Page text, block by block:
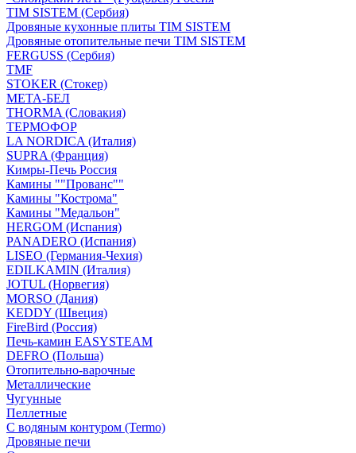
TIM SISTEM (Сербия)
Дровяные кухонные плиты TIM SISTEM
Дровяные отопительные печи TIM SISTEM
FERGUSS (Сербия)
TMF
STOKER (Стокер)
МЕТА-БЕЛ
THORMA (Словакия)
ТЕРМОФОР
LA NORDICA (Италия)
SUPRA (Франция)
Кимры-Печь Россия
Камины ""Прованс""
Камины "Кострома"
Камины "Медальон"
HERGOM (Испания)
PANADERO (Испания)
LISEO (Германия-Чехия)
EDILKAMIN (Италия)
JOTUL (Норвегия)
MORSO (Дания)
KEDDY (Швеция)
FireBird (Россия)
Печь-камин EASYSTEAM
DEFRO (Польша)
Отопительно-варочные
Металлические
Чугунные
Пеллетные
С водяным контуром (Termo)
Дровяные печи